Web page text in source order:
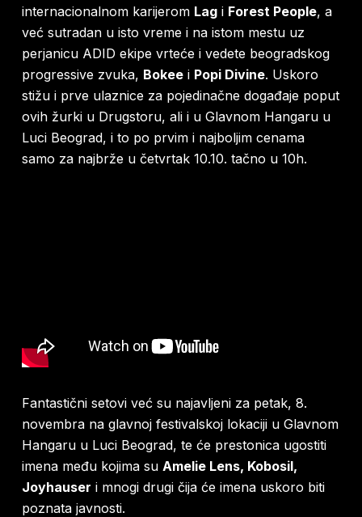
internacionalnom karijerom Lagi Forest People, a
već sutradan u isto vreme i na istom mestu uz
perjanicu ADID ekipe vrteće i vedete beogradskog
progressive zvuka, Bokeei Popi Divine. Uskoro
stižu i prve ulaznice za pojedinačne događaje poput
ovih žurki u Drugstoru, ali i u Glavnom Hangaru u
Luci Beograd, i to po prvim i najboljim cenama
samo za najbrže u četvrtak 10.10. tačno u 10h.
Fantastični setovi već su najavljeni za petak, 8.
novembra na glavnoj festivalskoj lokaciji u Glavnom
Hangaru u Luci Beograd, te će prestonica ugostiti
imena među kojima su Amelie Lens, Kobosil,
Joyhauser i mnogi drugi čija će imena uskoro biti
poznata javnosti.